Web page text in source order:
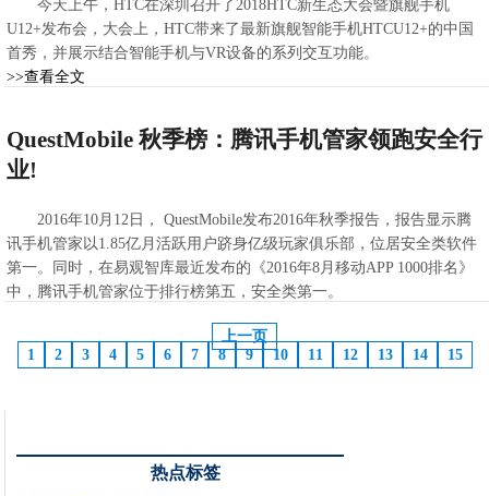
今天上午，HTC在深圳召开了2018HTC新生态大会暨旗舰手机
U12+发布会，大会上，HTC带来了最新旗舰智能手机HTCU12+的中国
首秀，并展示结合智能手机与VR设备的系列交互功能。
>>查看全文
QuestMobile 秋季榜：腾讯手机管家领跑安全行
业!
2016年10月12日， QuestMobile发布2016年秋季报告，报告显示腾
讯手机管家以1.85亿月活跃用户跻身亿级玩家俱乐部，位居安全类软件
第一。同时，在易观智库最近发布的《2016年8月移动APP 1000排名》
中，腾讯手机管家位于排行榜第五，安全类第一。
2021-02-21 05:55:10
上一页
1
2 3 4 5 6 7 8 9 10 11 12 13 14 15
热点标签